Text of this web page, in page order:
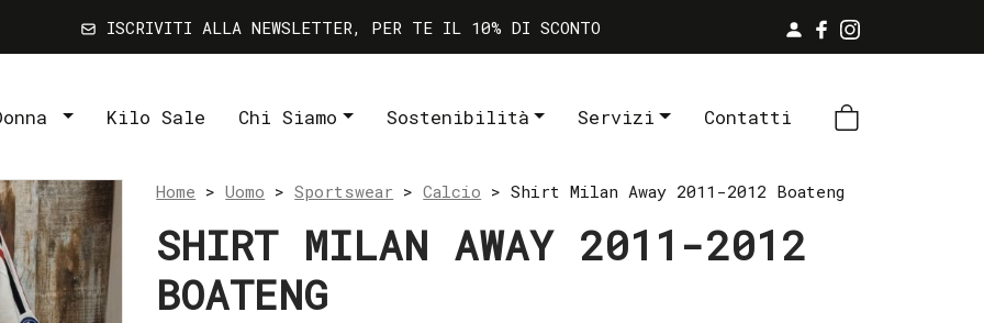
ISCRIVITI ALLA NEWSLETTER, PER TE IL 10% DI SCONTO
Kilo Sale Chi Siamo Sostenibilità Servizi Contatti
Home >Uomo >Sportswear >Calcio > Shirt Milan Away 2011-2012 Boateng
SHIRT MILAN AWAY 2011-2012
BOATENG